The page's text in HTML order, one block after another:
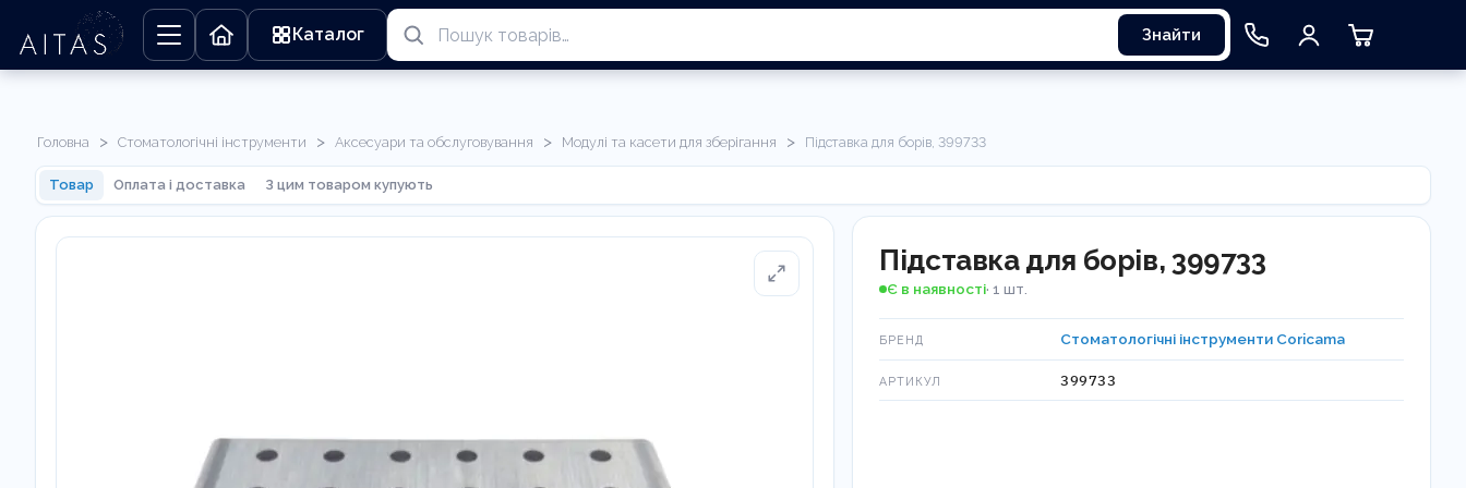
Каталог Знайти
Головна > Стоматологічні інструменти > Аксесуари та обслуговування > Модулі та касети для зберігання > Підставка для борів, 399733
Товар Оплата і доставка З цим товаром купують
Підставка для борів, 399733
Є в наявності· 1 шт.
БРЕНД Стоматологічні інструменти Coricama
АРТИКУЛ 399733